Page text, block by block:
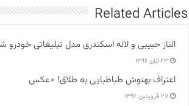
Related Articles
الناز حبیبی و لاله اسکندری مدل تبلیغاتی خودرو
۲۳ آبان ۱۳۹۶
اعتراف بهنوش طباطبایی به طلاق! +عکس
۲۷ فروردین ۱۳۹۶